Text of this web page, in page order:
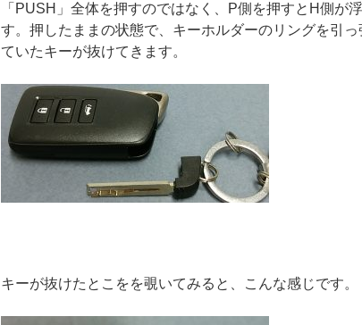
「PUSH」全体を押すのではなく、P側を押すとH側が
す。押したままの状態で、キーホルダーのリングを引
ていたキーが抜けてきます。
キーが抜けたとこをを覗いてみると、こんな感じです。